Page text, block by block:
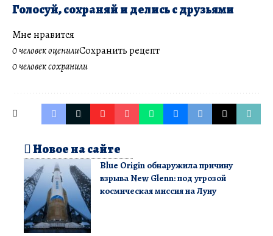
Голосуй, сохраняй и делись с друзьями
Мне нравится
0 человек оценилиСохранить рецепт
0 человек сохранили
Новое на сайте
Blue Origin обнаружила причину
взрыва New Glenn: под угрозой
космическая миссия на Луну